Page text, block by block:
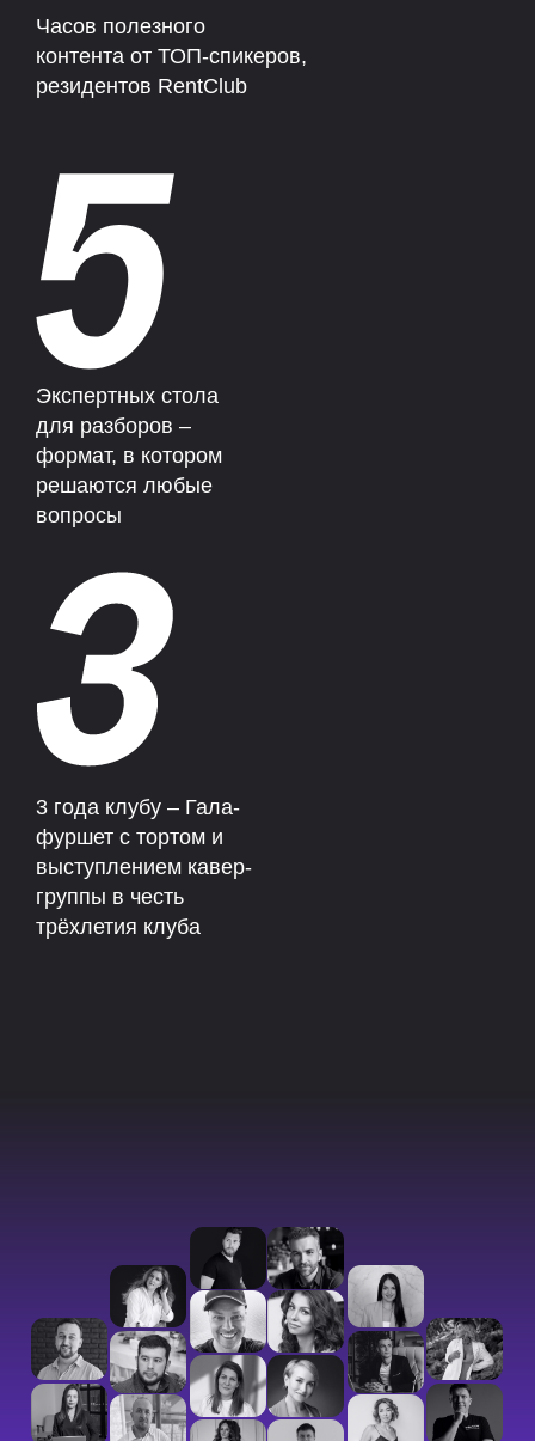
Часов полезного
контента от ТОП-спикеров,
резидентов RentClub
3 года клубу – Гала-
фуршет с тортом и
выступлением кавер-
группы в честь
трёхлетия клуба
Экспертных стола
для разборов –
формат, в котором
решаются любые
вопросы